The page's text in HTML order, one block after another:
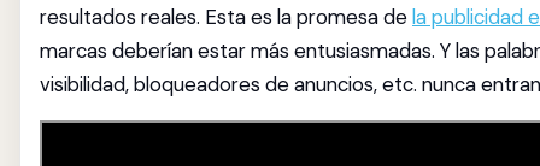
resultados reales. Esta es la promesa dela publicidad
marcas deberían estar más entusiasmadas. Y las
visibilidad, bloqueadores de anuncios, etc. nunca